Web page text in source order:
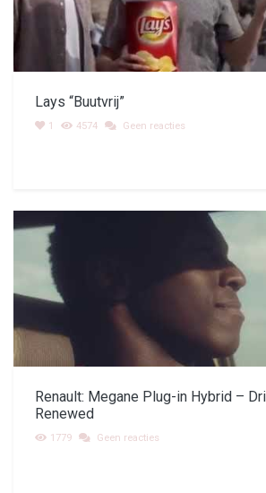
Lays “Buutvrij”
1 4574 Geen reacties
Renault: Megane Plug-in Hybrid –
Renewed
1779 Geen reacties